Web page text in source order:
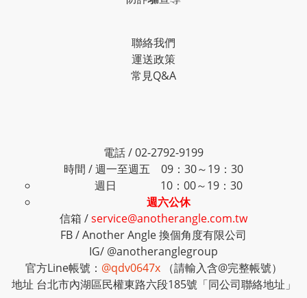
聯絡我們
運送政策
常見Q&A
電話 / 02-2792-9199
時間 / 週一至週五 09：30～19：30
週日 10：00～19：30
週六公休
信箱 /service@anotherangle.com.tw
FB /Another Angle 換個角度有限公司
IG/ @anotheranglegroup
官方Line帳號： @qdv0647x
（請輸入含@完整帳號）
地址 台北市內湖區民權東路六段185號「同公司聯絡地址」